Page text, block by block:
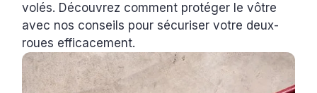
volés. Découvrez comment protéger le vôtre
avec nos conseils pour sécuriser votre deux-
roues efficacement.